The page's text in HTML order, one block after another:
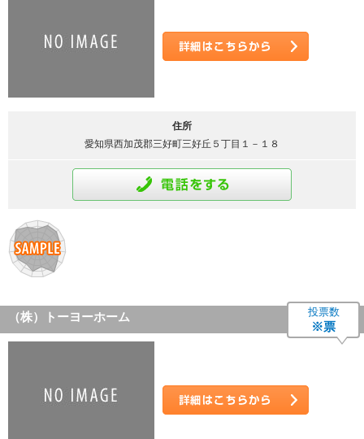
住所
愛知県西加茂郡三好町三好丘５丁目１－１８
（株）トーヨーホーム 投票数
※票